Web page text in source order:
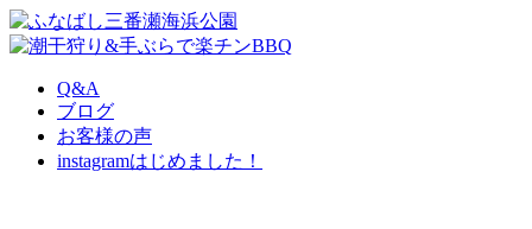
Q&A
ブログ
お客様の声
instagramはじめました！